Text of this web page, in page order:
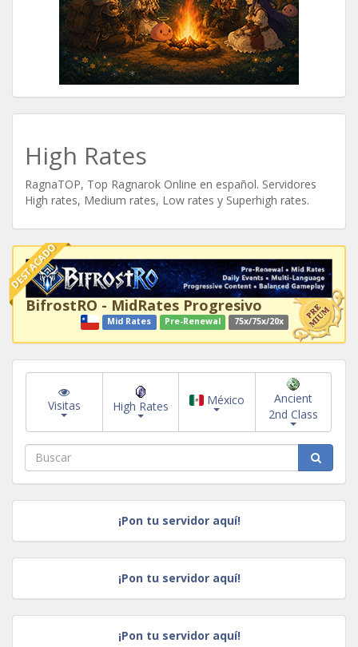
High Rates
RagnaTOP, Top Ragnarok Online en español. Servidores
High rates, Medium rates, Low rates y Superhigh rates.
DESTACADO
BifrostRO - MidRates Progresivo
Mid Rates Pre-Renewal 75x/75x/20x
Visitas High Rates México
Ancient
2nd Class
¡Pon tu servidor aquí!
¡Pon tu servidor aquí!
¡Pon tu servidor aquí!